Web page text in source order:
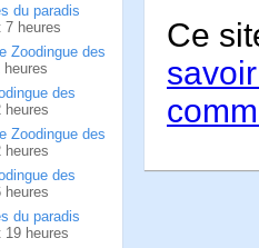
du paradis
7 heures
Zoodingue des
des
heures
Zoodingue des
heures
des
heures
du paradis
19 heures
Ce